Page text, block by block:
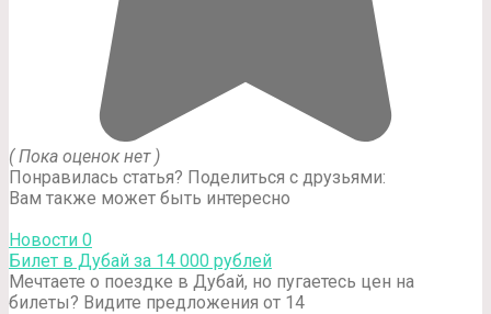
( Пока оценок нет )
Понравилась статья? Поделиться с друзьями:
Вам также может быть интересно
Новости 0
Билет в Дубай за 14 000 рублей
Мечтаете о поездке в Дубай, но пугаетесь цен на
билеты? Видите предложения от 14